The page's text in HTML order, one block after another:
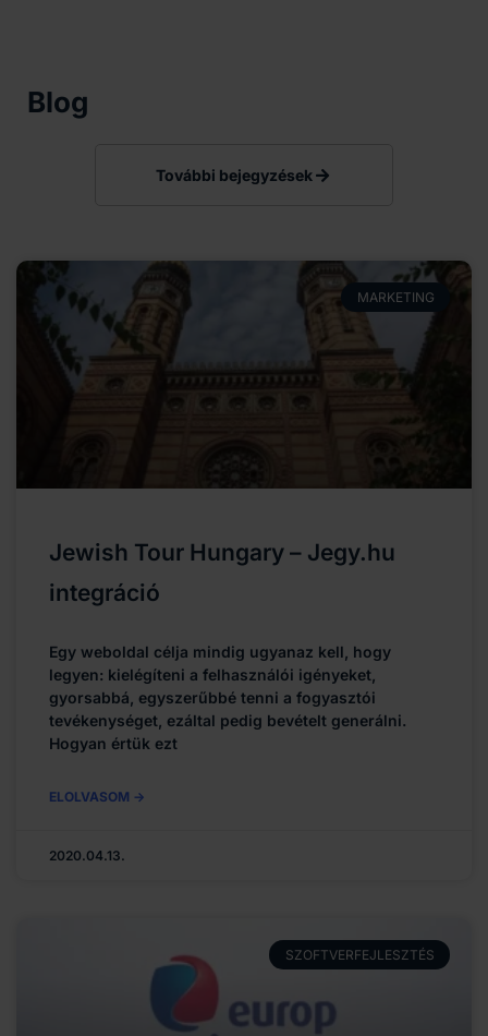
Blog
További bejegyzések
MARKETING
Jewish Tour Hungary – Jegy.hu
integráció
Egy weboldal célja mindig ugyanaz kell, hogy
legyen: kielégíteni a felhasználói igényeket,
gyorsabbá, egyszerűbbé tenni a fogyasztói
tevékenységet, ezáltal pedig bevételt generálni.
Hogyan értük ezt
ELOLVASOM ->
2020.04.13.
SZOFTVERFEJLESZTÉS